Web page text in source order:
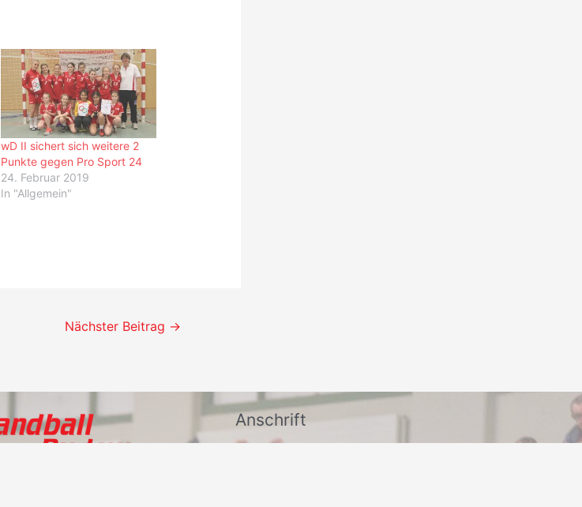
wD II sichert sich weitere 2
Punkte gegen Pro Sport 24
24. Februar 2019
In "Allgemein"
Nächster Beitrag →
Anschrift